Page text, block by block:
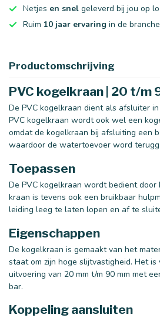
Netjes en snel geleverd bij jou op
Ruim 10 jaar ervaring in de branche
Productomschrijving
PVC kogelkraan | 20 t/m
De PVC kogelkraan dient als afsluiter
PVC kogelkraan wordt ook wel een
omdat de kogelkraan bij afsluiting een
waardoor de watertoevoer word
Toepassen
De PVC kogelkraan wordt bedient door
kraan is tevens ook een bruikbaar
leiding leeg te laten lopen en af te
Eigenschappen
De kogelkraan is gemaakt van het
staat om zijn hoge slijtvastigheid. Het is
uitvoering van 20 mm t/m 90 mm met
bar.
Koppeling aansluiten